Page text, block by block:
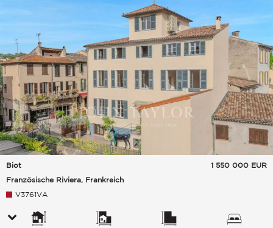
Biot
Französische Riviera, Frankreich
1 550 000 EUR
V3761VA